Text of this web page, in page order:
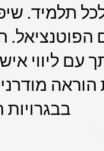
תלמיד.
עם ליווי